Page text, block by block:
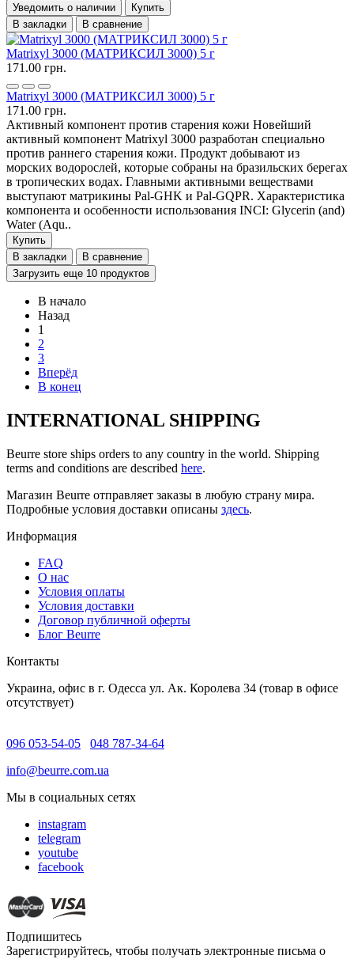
Уведомить о наличии
Купить
В закладки
В сравнение
Matrixyl 3000 (МАТРИКСИЛ 3000) 5 г
171.00 грн.
Matrixyl 3000 (МАТРИКСИЛ 3000) 5 г
171.00 грн.
Активный компонент против старения кожи Новейший
активный компонент Matrixyl 3000 разработан специально
против раннего старения кожи. Продукт добывают из
морских водорослей, которые собраны на бразильских берегах
в тропических водах. Главными активными веществами
выступают матрикины Pal-GHK и Pal-GQPR. Характеристика
компонента и особенности использования INCI: Glycerin (and)
Water (Aqu..
Купить
В закладки
В сравнение
Загрузить еще 10 продуктов
В начало
Назад
1
2
3
Вперёд
В конец
INTERNATIONAL SHIPPING
Beurre store ships orders to any country in the world. Shipping
terms and conditions are described here.
Магазин Beurre отправляет заказы в любую страну мира.
Подробные условия доставки описаны здесь.
Информация
FAQ
O нас
Условия оплаты
Условия доставки
Договор публичной оферты
Блог Beurre
Контакты
Украина, офис в г. Одесса ул. Ак. Королева 34 (товар в офисе
отсутствует)
096 053-54-05
048 787-34-64
info@beurre.com.ua
Мы в социальных сетях
instagram
telegram
youtube
facebook
Подпишитесь
Зарегистрируйтесь, чтобы получать электронные письма о